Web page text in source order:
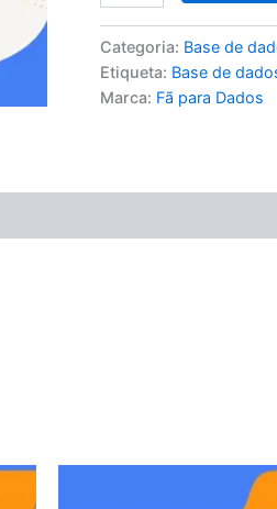
Categoria: Base de
Etiqueta: Base de
Marca: Fã para Dados